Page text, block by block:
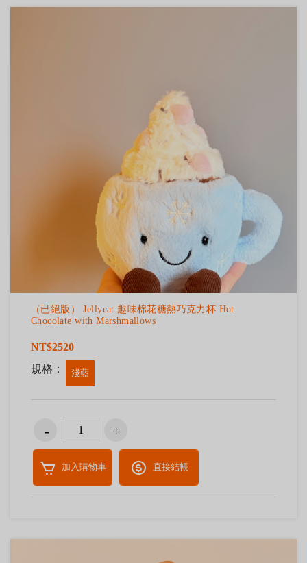
（已絕版） Jellycat 趣味棉花糖熱巧克力杯 Hot
Chocolate with Marshmallows
NT$2520
規格：
淺藍
加入購物車 直接結帳